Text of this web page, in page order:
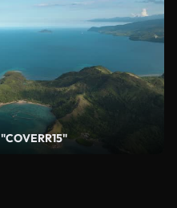
"COVERR15"